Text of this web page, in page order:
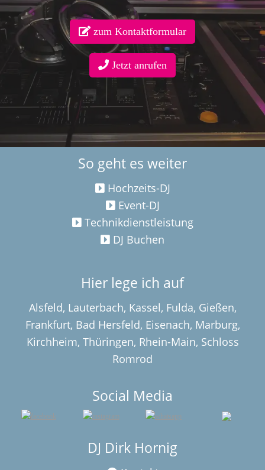
zum Kontaktformular
Jetzt anrufen
So geht es weiter
Hochzeits-DJ
Event-DJ
Technikdienstleistung
DJ Buchen
Hier lege ich auf
Alsfeld, Lauterbach, Kassel, Fulda, Gießen,
Frankfurt, Bad Hersfeld, Eisenach, Marburg,
Kirchheim, Thüringen, Rhein-Main, Schloss
Romrod
Social Media
DJ Dirk Hornig